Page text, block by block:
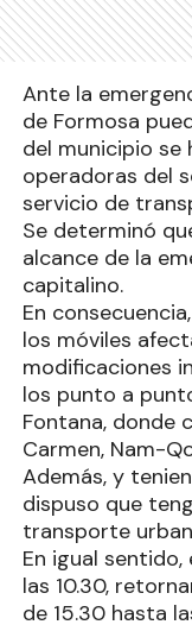
Ante la
de Formosa
del municipio se
operadoras del
servicio de
Se determinó
alcance de la
capitalino.
En
los móviles
modificaciones
los punto a
Fontana, donde
Carmen, Nam-
Además, y
dispuso que
transporte
En igual
las 10.30,
de 15.30 hasta